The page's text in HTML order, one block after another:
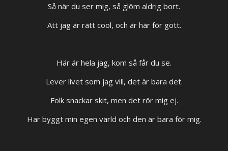
Så när du ser mig, så glöm aldrig bort.
Att jag är rätt cool, och är här för gott.
Här är hela jag, kom så får du se.
Lever livet som jag vill, det är bara det.
Folk snackar skit, men det rör mig ej.
Har byggt min egen värld och den är bara för mig.